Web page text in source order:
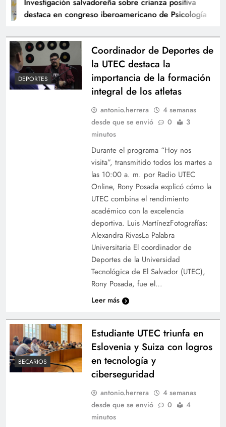
destaca en congreso iberoamericano de Psicología
DEPORTES
Coordinador de Deportes de
la UTEC destaca la
importancia de la formación
integral de los atletas
antonio.herrera
4 semanas
desde que se envió
0
3
minutos
Durante el programa “Hoy nos
visita”, transmitido todos los martes a
las 10:00 a. m. por Radio UTEC
Online, Rony Posada explicó cómo la
UTEC combina el rendimiento
académico con la excelencia
deportiva. Luis MartínezFotografías:
Alexandra RivasLa Palabra
Universitaria El coordinador de
Deportes de la Universidad
Tecnológica de El Salvador (UTEC),
Rony Posada, fue el…
Leer más
BECARIOS
Estudiante UTEC triunfa en
Eslovenia y Suiza con logros
en tecnología y
ciberseguridad
antonio.herrera
4 semanas
desde que se envió
0
4
minutos